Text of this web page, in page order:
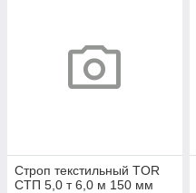
Строп текстильный TOR
СТП 5,0 т 6,0 м 150 мм